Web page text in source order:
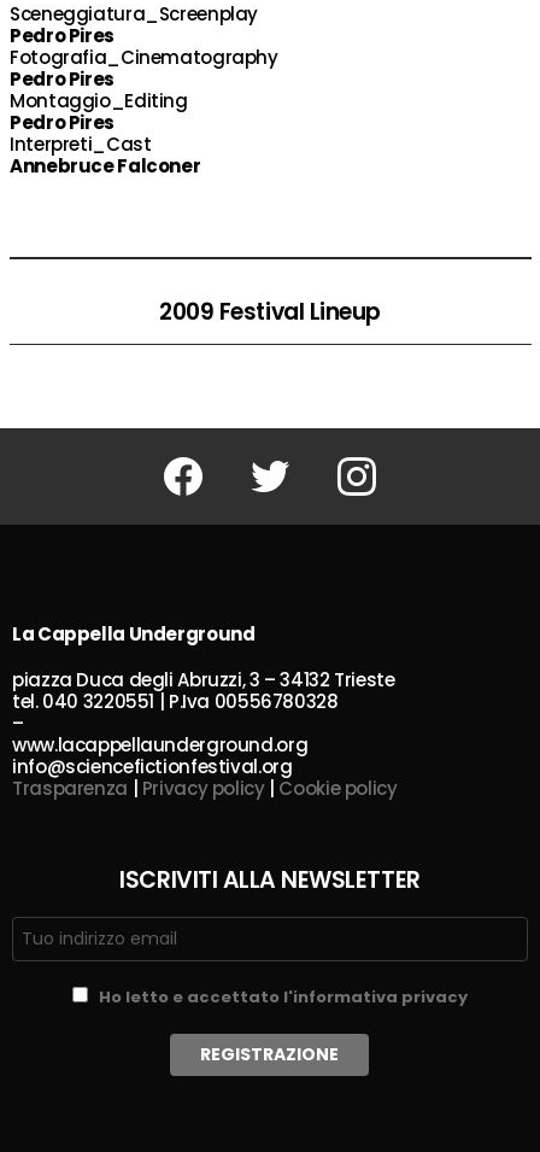
Sceneggiatura_Screenplay
Pedro Pires
Fotografia_Cinematography
Pedro Pires
Montaggio_Editing
Pedro Pires
Interpreti_Cast
Annebruce Falconer
2009 Festival Lineup
Facebook Twitter Instagram
La Cappella Underground
piazza Duca degli Abruzzi, 3 – 34132 Trieste
tel. 040 3220551 | P.Iva 00556780328
–
www.lacappellaunderground.org
info@sciencefictionfestival.org
Trasparenza
Privacy policy| Cookie policy
ISCRIVITI ALLA NEWSLETTER
Ho letto e accettato l'informativa privacy